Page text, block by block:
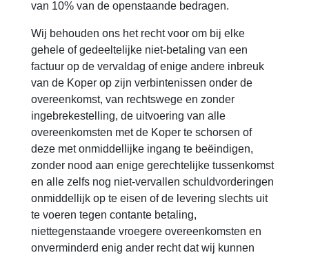
van 10% van de openstaande bedragen.
Wij behouden ons het recht voor om bij elke
gehele of gedeeltelijke niet-betaling van een
factuur op de vervaldag of enige andere inbreuk
van de Koper op zijn verbintenissen onder de
overeenkomst, van rechtswege en zonder
ingebrekestelling, de uitvoering van alle
overeenkomsten met de Koper te schorsen of
deze met onmiddellijke ingang te beëindigen,
zonder nood aan enige gerechtelijke tussenkomst
en alle zelfs nog niet-vervallen schuldvorderingen
onmiddellijk op te eisen of de levering slechts uit
te voeren tegen contante betaling,
niettegenstaande vroegere overeenkomsten en
onverminderd enig ander recht dat wij kunnen